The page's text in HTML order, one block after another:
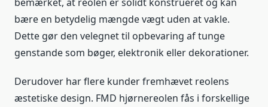
bære en betydelig mængde vægt uden at vakle.
Dette gør den velegnet til opbevaring af tunge
genstande som bøger, elektronik eller dekorationer.
Derudover har flere kunder fremhævet reolens
æstetiske design. FMD hjørnereolen fås i forskellige